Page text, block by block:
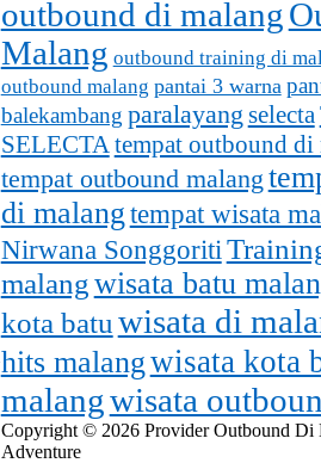
outbound di malang
Malang outbound training di
outbound malang pantai 3 warna
balekambang paralayang selecta
SELECTA tempat outbound di
tempat outbound malang
di malangtempat wisata
Nirwana Songgoriti
malangwisata batu
kota batuwisata di
hits malangwisata kota
malangwisata
Copyright © 2026 Provider Outbound Di
Adventure